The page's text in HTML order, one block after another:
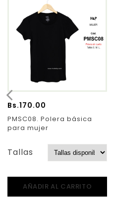
Bs.170.00
PMSC08. Polera básica
para mujer
Tallas
AÑADIR AL CARRITO